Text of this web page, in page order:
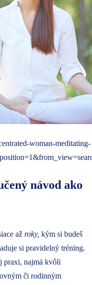
woman-meditating-
návod ako
až roky, kým si budeš
si pravidelný tréning.
praxi, najmä kvôli
či rodinným